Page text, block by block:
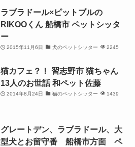
ラブラドール×ピットブルの
RIKOOくん 船橋市 ペットシッタ
ー
2015年11月6日 犬のペットシッター 2245
猫カフェ？！ 習志野市 猫ちゃん
13人のお世話 和ペット佐藤
2014年8月24日 猫のペットシッター 1439
グレートデン、ラブラドール、大
型犬とお留守番 船橋市方面 ペ